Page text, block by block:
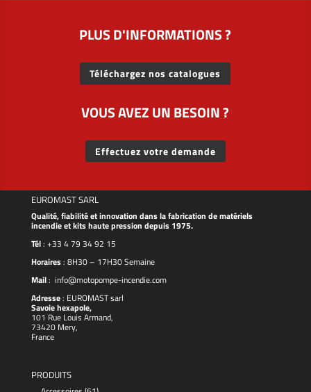
PLUS D'INFORMATIONS ?
Téléchargez nos catalogues
VOUS AVEZ UN BESOIN ?
Effectuez votre demande
EUROMAST SARL
Qualité, fiabilité et innovation dans la fabrication de matériels
incendie et kits haute pression depuis 1975.
Tél: +33 4 79 34 92 15
Horaires: 8H30 – 17H30 Semaine
Mail: info@motopompe-incendie.com
Adresse: EUROMASTsarl
Savoie hexapole,
101 Rue Louis Armand,
73420 Mery,
France
PRODUITS